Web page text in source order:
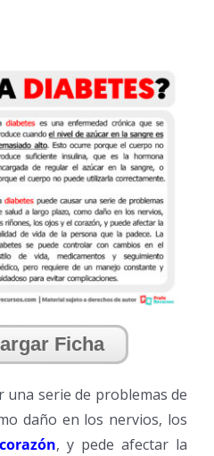
Ficha
una serie de problemas de
daño en los nervios, los
, y pede afectar la